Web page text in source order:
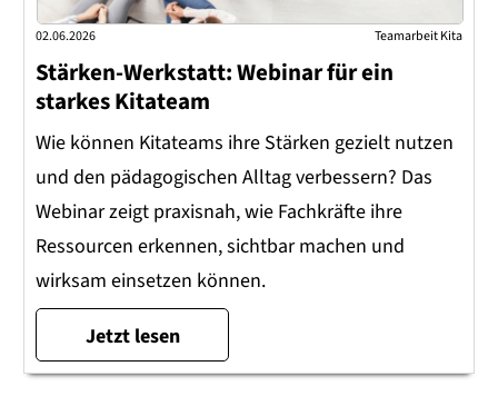
02.06.2026 Teamarbeit Kita
Stärken-Werkstatt: Webinar für ein
starkes Kitateam
Wie können Kitateams ihre Stärken gezielt nutzen
und den pädagogischen Alltag verbessern? Das
Webinar zeigt praxisnah, wie Fachkräfte ihre
Ressourcen erkennen, sichtbar machen und
wirksam einsetzen können.
Jetzt lesen